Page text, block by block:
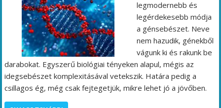
legmodernebb és
legérdekesebb módja
a génsebészet. Neve
nem hazudik, génekből
vágunk ki és rakunk be
darabokat. Egyszerű biológiai tényeken alapul, mégis az
idegsebészet komplexitásával vetekszik. Határa pedig a
csillagos ég, még csak fejtegetjük, mikre lehet jó a jövőben.